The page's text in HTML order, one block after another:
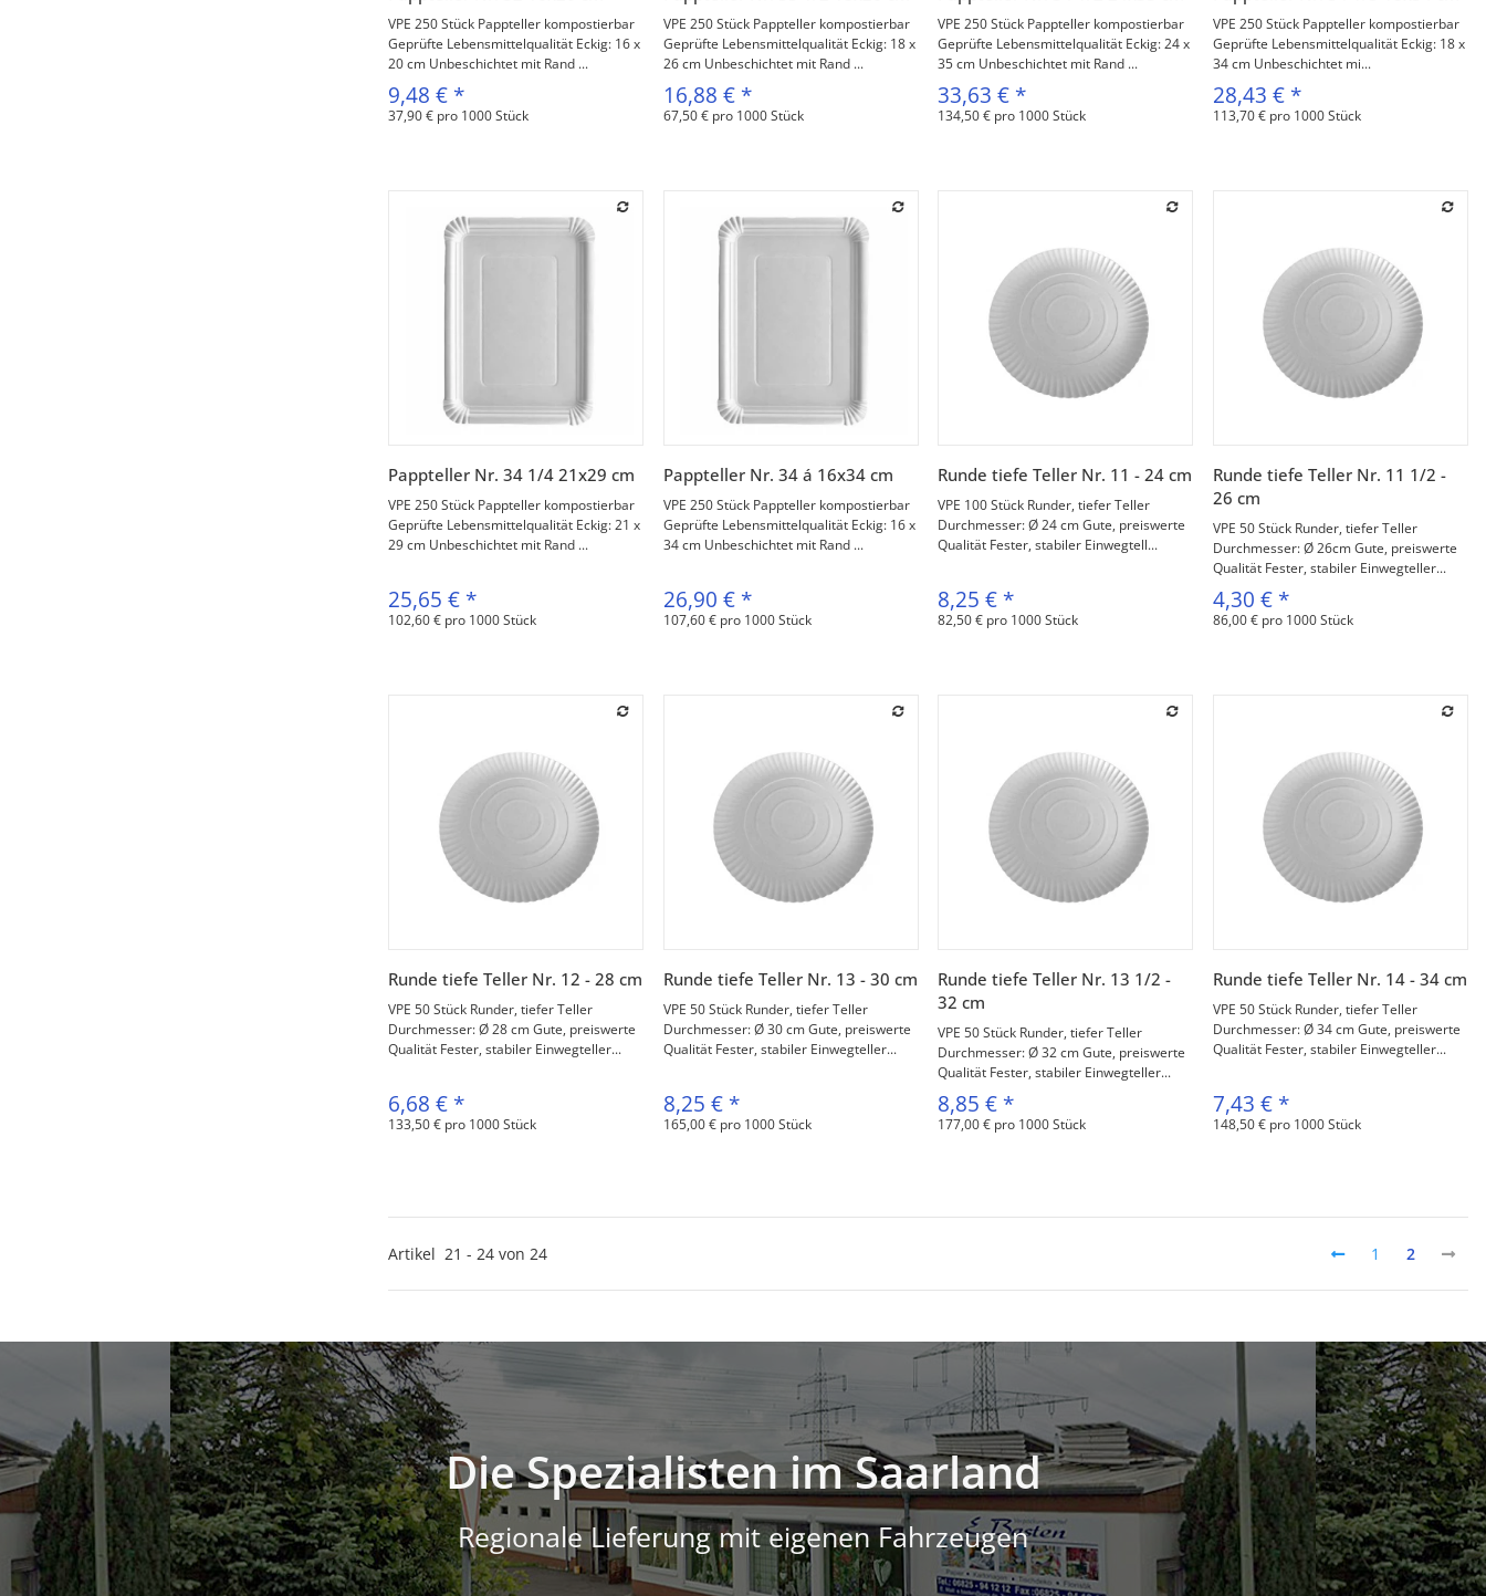
VPE 250 Stück Pappteller kompostierbar
Geprüfte Lebensmittelqualität Eckig: 16 x
20 cm Unbeschichtet mit Rand ...
9,48 € *
37,90 € pro 1000 Stück
VPE 250 Stück Pappteller kompostierbar
Geprüfte Lebensmittelqualität Eckig: 18 x
26 cm Unbeschichtet mit Rand ...
16,88 € *
67,50 € pro 1000 Stück
VPE 250 Stück Pappteller kompostierbar
Geprüfte Lebensmittelqualität Eckig: 24 x
35 cm Unbeschichtet mit Rand ...
33,63 € *
134,50 € pro 1000 Stück
VPE 250 Stück Pappteller kompostierbar
Geprüfte Lebensmittelqualität Eckig: 18 x
34 cm Unbeschichtet mi...
28,43 € *
113,70 € pro 1000 Stück
Vorschau
Pappteller Nr. 34 1/4 21x29 cm
VPE 250 Stück Pappteller kompostierbar
Geprüfte Lebensmittelqualität Eckig: 21 x
29 cm Unbeschichtet mit Rand ...
25,65 € *
102,60 € pro 1000 Stück
Vorschau
Pappteller Nr. 34 á 16x34 cm
VPE 250 Stück Pappteller kompostierbar
Geprüfte Lebensmittelqualität Eckig: 16 x
34 cm Unbeschichtet mit Rand ...
26,90 € *
107,60 € pro 1000 Stück
Vorschau
Runde tiefe Teller Nr. 11 - 24 cm
VPE 100 Stück Runder, tiefer Teller
Durchmesser: Ø 24 cm Gute, preiswerte
Qualität Fester, stabiler Einwegtell...
8,25 € *
82,50 € pro 1000 Stück
Vorschau
Runde tiefe Teller Nr. 11 1/2 -
26 cm
VPE 50 Stück Runder, tiefer Teller
Durchmesser: Ø 26cm Gute, preiswerte
Qualität Fester, stabiler Einwegteller...
4,30 € *
86,00 € pro 1000 Stück
Vorschau
Runde tiefe Teller Nr. 12 - 28 cm
VPE 50 Stück Runder, tiefer Teller
Durchmesser: Ø 28 cm Gute, preiswerte
Qualität Fester, stabiler Einwegteller...
6,68 € *
133,50 € pro 1000 Stück
Vorschau
Runde tiefe Teller Nr. 13 - 30 cm
VPE 50 Stück Runder, tiefer Teller
Durchmesser: Ø 30 cm Gute, preiswerte
Qualität Fester, stabiler Einwegteller...
8,25 € *
165,00 € pro 1000 Stück
Vorschau
Runde tiefe Teller Nr. 13 1/2 -
32 cm
VPE 50 Stück Runder, tiefer Teller
Durchmesser: Ø 32 cm Gute, preiswerte
Qualität Fester, stabiler Einwegteller...
8,85 € *
177,00 € pro 1000 Stück
Vorschau
Runde tiefe Teller Nr. 14 - 34 cm
VPE 50 Stück Runder, tiefer Teller
Durchmesser: Ø 34 cm Gute, preiswerte
Qualität Fester, stabiler Einwegteller...
7,43 € *
148,50 € pro 1000 Stück
Artikel 21 - 24 von 24 1 2
Die Spezialisten im Saarland
Regionale Lieferung mit eigenen Fahrzeugen